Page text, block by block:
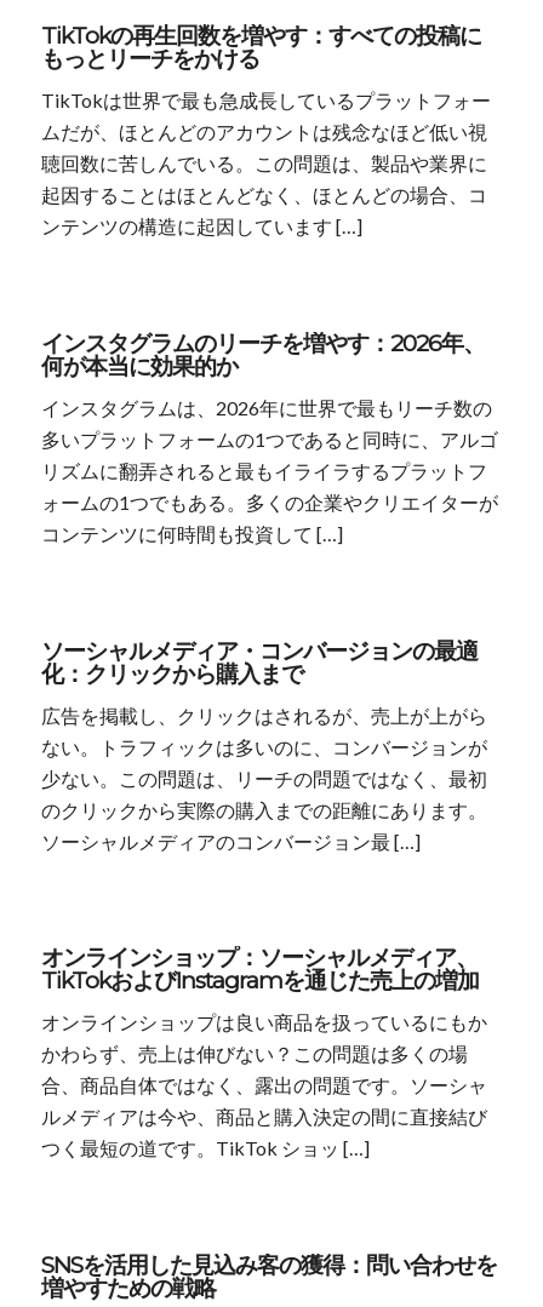
TikTokの再生回数を増やす：すべての投稿に
もっとリーチをかける
TikTokは世界で最も急成長しているプラットフォー
ムだが、ほとんどのアカウントは残念なほど低い視
聴回数に苦しんでいる。この問題は、製品や業界に
起因することはほとんどなく、ほとんどの場合、コ
ンテンツの構造に起因しています […]
インスタグラムのリーチを増やす：2026年、
何が本当に効果的か
インスタグラムは、2026年に世界で最もリーチ数の
多いプラットフォームの1つであると同時に、アルゴ
リズムに翻弄されると最もイライラするプラットフ
ォームの1つでもある。多くの企業やクリエイターが
コンテンツに何時間も投資して […]
ソーシャルメディア・コンバージョンの最適
化：クリックから購入まで
広告を掲載し、クリックはされるが、売上が上がら
ない。トラフィックは多いのに、コンバージョンが
少ない。この問題は、リーチの問題ではなく、最初
のクリックから実際の購入までの距離にあります。
ソーシャルメディアのコンバージョン最 […]
オンラインショップ：ソーシャルメディア、
TikTokおよびInstagramを通じた売上の増加
オンラインショップは良い商品を扱っているにもか
かわらず、売上は伸びない？この問題は多くの場
合、商品自体ではなく、露出の問題です。ソーシャ
ルメディアは今や、商品と購入決定の間に直接結び
つく最短の道です。TikTok ショッ […]
SNSを活用した見込み客の獲得：問い合わせを
増やすための戦略